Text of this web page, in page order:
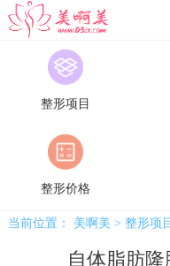
美啊美
整形项目
整形价格
当前位置： 美啊美 > 整形项目
自体脂肪